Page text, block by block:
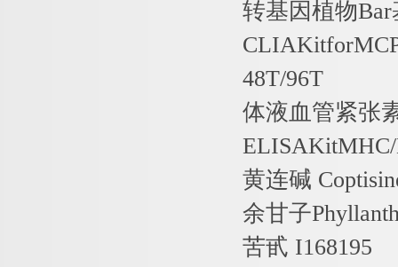
转基因植物Bar
48T/96T
体液血管紧张
黄连碱
余甘子
苦甙 I168195